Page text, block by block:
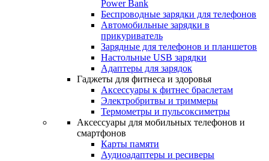
Power Bank
Беспроводные зарядки для телефонов
Автомобильные зарядки в
прикуриватель
Зарядные для телефонов и планшетов
Настольные USB зарядки
Адаптеры для зарядок
Гаджеты для фитнеса и здоровья
Аксессуары к фитнес браслетам
Электробритвы и триммеры
Термометры и пульсоксиметры
Аксессуары для мобильных телефонов и
смартфонов
Карты памяти
Аудиоадаптеры и ресиверы